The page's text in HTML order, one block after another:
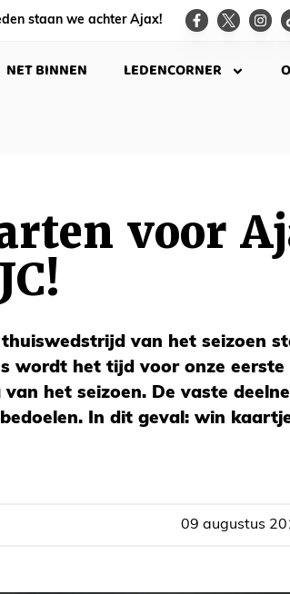
staan we achter Ajax!
NET BINNEN LEDENCORNER
voor
van het seizoen
wordt het tijd voor onze eerste
het seizoen. De vaste
In dit geval: win
09 augustus